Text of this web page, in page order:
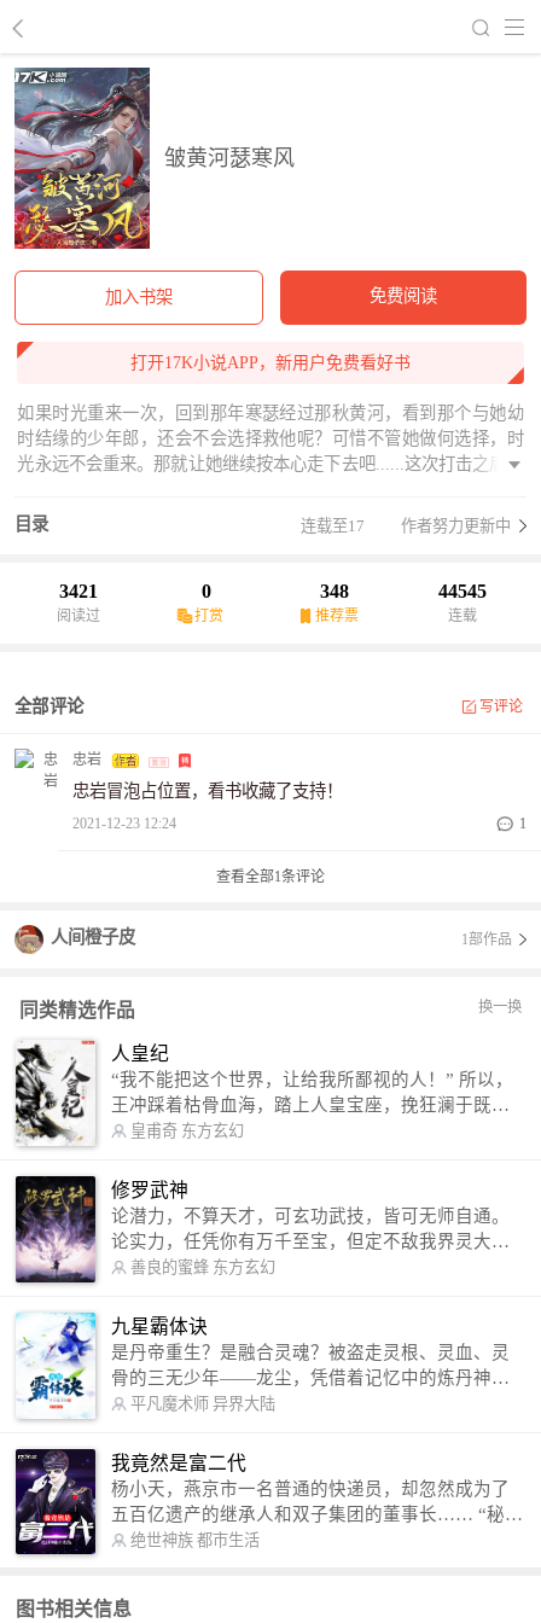
皱黄河瑟寒风
加入书架 免费阅读
打开17K小说APP，新用户免费看好书
如果时光重来一次，回到那年寒瑟经过那秋黄河，看到那个与她幼
时结缘的少年郎，还会不会选择救他呢？可惜不管她做何选择，时
光永远不会重来。那就让她继续按本心走下去吧......这次打击之后她
彰的幻像。
目录 连载至17 作者努力更新中
3421
阅读过
0
打赏
348
推荐票
44545
连载
全部评论 写评论
忠岩
忠岩冒泡占位置，看书收藏了支持！
2021-12-23 12:24 1
查看全部1条评论
人间橙子皮 1部作品
同类精选作品 换一换
人皇纪
“我不能把这个世界，让给我所鄙视的人！” 所以，
王冲踩着枯骨血海，踏上人皇宝座，挽狂澜于既
倒，扶大厦之将倾，成就了一段无上的传说！ 微信
微博：皇甫奇（地址：http://weibo.com/u/25284575
87） QQ交流群：320238210【普通群】 574501330
【VIP订阅群】 欢迎大家关注。
皇甫奇 东方玄幻
修罗武神
论潜力，不算天才，可玄功武技，皆可无师自通。
论实力，任凭你有万千至宝，但定不敌我界灵大
军。 我是谁？天下众生视我为修罗，却不知，我以
信公众号：善良的蜜蜂后援会）
善良的蜜蜂 东方玄幻
九星霸体诀
是丹帝重生？是融合灵魂？被盗走灵根、灵血、灵
骨的三无少年——龙尘，凭借着记忆中的炼丹神
术，修行神秘功法九星霸体诀，拨开重重迷雾，解
勾搭各色美女，镇压恶鬼邪神。 江湖传闻：龙
尘一到，地吼天啸。龙尘一出，鬼泣神哭。 本
故事纯属虚构，如有雷同，那就是真事儿，想要对
号入座，抓紧时间进群：487963015 微信公众号：
平凡魔术师 异界大陆
我竟然是富二代
杨小天，燕京市一名普通的快递员，却忽然成为了
五百亿遗产的继承人和双子集团的董事长…… “秘
书，给我定制一套百亿富翁的吃喝住行标准！” “好
呢？” “回杨总，开车太堵，已经给你安排了直升
绝世神族 都市生活
图书相关信息